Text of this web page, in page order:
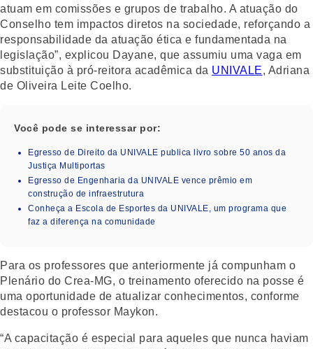
atuam em comissões e grupos de trabalho. A atuação do
Conselho tem impactos diretos na sociedade, reforçando a
responsabilidade da atuação ética e fundamentada na
legislação”, explicou Dayane, que assumiu uma vaga em
substituição à pró-reitora acadêmica da UNIVALE, Adriana
de Oliveira Leite Coelho.
Você pode se interessar por:
Egresso de Direito da UNIVALE publica livro sobre 50 anos da
Justiça Multiportas
Egresso de Engenharia da UNIVALE vence prêmio em
construção de infraestrutura
Conheça a Escola de Esportes da UNIVALE, um programa que
faz a diferença na comunidade
Para os professores que anteriormente já compunham o
Plenário do Crea-MG, o treinamento oferecido na posse é
uma oportunidade de atualizar conhecimentos, conforme
destacou o professor Maykon.
“A capacitação é especial para aqueles que nunca haviam